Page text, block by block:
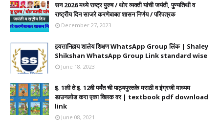
सन 2026 मध्ये राष्ट्र पुरुष / थोर व्यक्ती यांची जयंती, पुण्यतिथी व
राष्ट्रीय दिन साजरे करणेबाबत शासन निर्णय / परिपत्रक
December 27, 2023
इयत्तानिहाय शालेय शिक्षण WhatsApp Group लिंक | Shaley
Shikshan WhatsApp Group Link standard wise
June 18, 2023
इ. 1ली ते इ. 12वी पर्यंत ची पाठ्यपुस्तके मराठी व इंग्रजी माध्यम
डाउनलोड करा एका क्लिक वर | textbook pdf download
link
June 08, 2021